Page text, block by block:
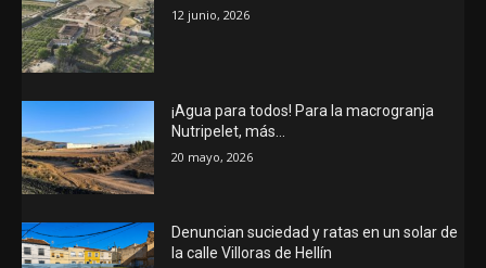
12 junio, 2026
¡Agua para todos! Para la macrogranja
Nutripelet, más…
20 mayo, 2026
Denuncian suciedad y ratas en un solar de
la calle Villoras de Hellín